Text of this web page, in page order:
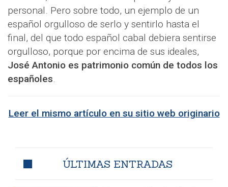
personal. Pero sobre todo, un ejemplo de un
español orgulloso de serlo y sentirlo hasta el
final, del que todo español cabal debiera sentirse
orgulloso, porque por encima de sus ideales,
José Antonio es patrimonio común de todos los
españoles.
Leer el mismo artículo en su sitio web originario
ÚLTIMAS ENTRADAS